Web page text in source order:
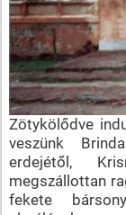
Zötykölődve
veszünk
erdejétől,
megszállottan
fekete